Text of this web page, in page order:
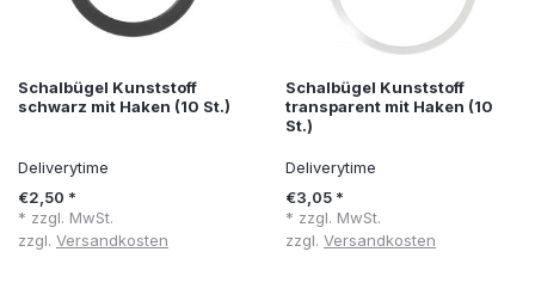
Schalbügel Kunststoff
schwarz mit Haken (10 St.)
Deliverytime
€2,50 *
* zzgl. MwSt.
zzgl. Versandkosten
Schalbügel Kunststoff
transparent mit Haken (10
St.)
Deliverytime
€3,05 *
* zzgl. MwSt.
zzgl. Versandkosten